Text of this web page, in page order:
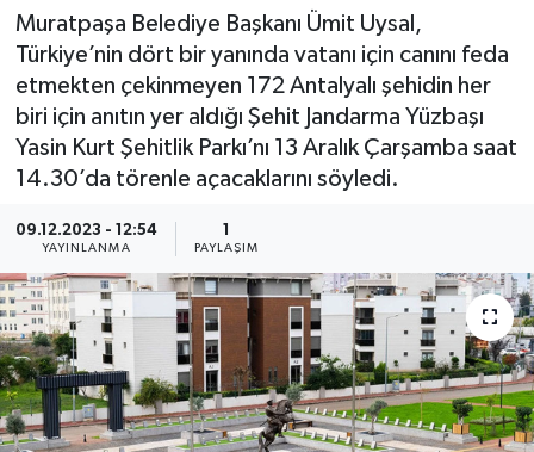
Muratpaşa Belediye Başkanı Ümit Uysal,
Türkiye’nin dört bir yanında vatanı için canını feda
etmekten çekinmeyen 172 Antalyalı şehidin her
biri için anıtın yer aldığı Şehit Jandarma Yüzbaşı
Yasin Kurt Şehitlik Parkı’nı 13 Aralık Çarşamba saat
14.30’da törenle açacaklarını söyledi.
09.12.2023 - 12:54
YAYINLANMA
1
PAYLAŞIM
Ekonomi
Gündem
Günün Manşetleri
Haber Kuşakları
Haberler
KANALV Spor
Kültür Sanat
Tüm Manşetler
Son Dakika Haberleri
Haber Arşivi